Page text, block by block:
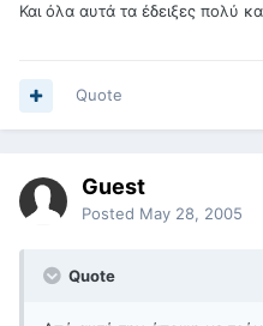
Και όλα αυτά τα έδειξες πολύ
Quote
Guest
Posted May 28, 2005
Quote